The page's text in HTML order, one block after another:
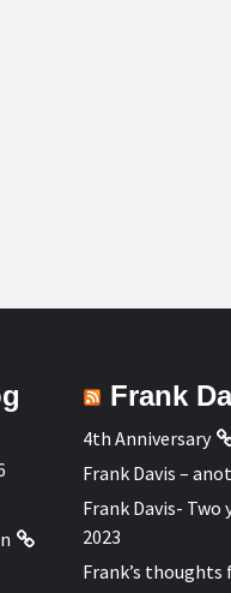
Frank
4th Anniversary
Frank Davis –
Frank Davis- Two
2023
Frank’s thoughts